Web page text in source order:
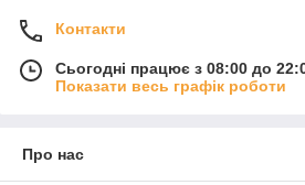
Контакти
Сьогодні працює з 08:00 до
Показати весь графік роботи
Про нас